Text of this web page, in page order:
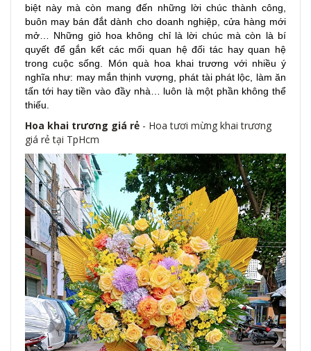
biệt này mà còn mang đến những lời chúc thành công,
buôn may bán đắt dành cho doanh nghiệp, cửa hàng mới
mở… Những giỏ hoa không chỉ là lời chúc mà còn là bí
quyết để gắn kết các mối quan hệ đối tác hay quan hệ
trong cuộc sống. Món quà hoa khai trương với nhiều ý
nghĩa như: may mắn thịnh vượng, phát tài phát lộc, làm ăn
tấn tới hay tiền vào đầy nhà… luôn là một phần không thể
thiếu.
Hoa khai trương giá rẻ - Hoa tươi mừng khai trương
giá rẻ tại TpHcm